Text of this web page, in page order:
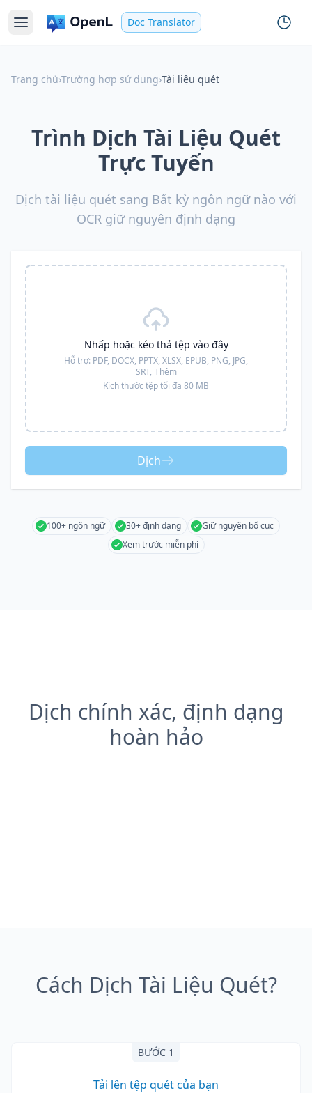
Doc Translator
Trang chủ›Trường hợp sử dụng›Tài liệu quét
Trình Dịch Tài Liệu Quét
Trực Tuyến
Dịch tài liệu quét sang Bất kỳ ngôn ngữ nào với
OCR giữ nguyên định dạng
Nhấp hoặc kéo thả tệp vào đây
Hỗ trợ: PDF, DOCX, PPTX, XLSX, EPUB, PNG, JPG,
SRT, Thêm
Kích thước tệp tối đa 80 MB
Dịch
100+ ngôn ngữ 30+ định dạng
Giữ nguyên bố cục
Xem trước miễn phí
Dịch chính xác, định dạng
hoàn hảo
Cách Dịch Tài Liệu Quét?
BƯỚC 1
Tải lên tệp quét của bạn